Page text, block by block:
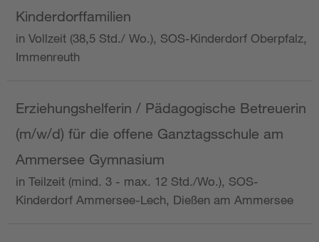
Kinderdorffamilien
in Vollzeit (38,5 Std./ Wo.), SOS-Kinderdorf Oberpfalz,
Immenreuth
Erziehungshelferin / Pädagogische Betreuerin
(m/w/d) für die offene Ganztagsschule am
Ammersee Gymnasium
in Teilzeit (mind. 3 - max. 12 Std./Wo.), SOS-
Kinderdorf Ammersee-Lech, Dießen am Ammersee